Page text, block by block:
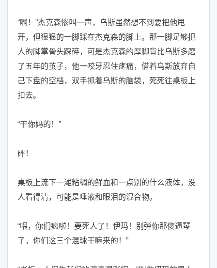
“啊！”杰克森惨叫一声，乌斯虽然想不到要把他甩
开，但狠狠的一脚踩在杰克森的脚上。那一脚足够把
人的脚掌骨头踩碎，可是杰克森的厚脚背比乌斯多磨
了五年的茧子，他一咬牙忍住疼痛，借着乌斯放弃自
己下盘的空档，双手抓着乌斯的脑袋，死死往桌板上
扣去。
“干你妈的！”
砰！
桌板上流下一滩粘稠的鲜血和一点别的什么液体，没
人看得清，可能是唾液和眼泪的混合物。
“喂，你们疯啦！要死人了！伊玛！别弹你那傻逼琴
了，你们这三个混球干嘛来的！”